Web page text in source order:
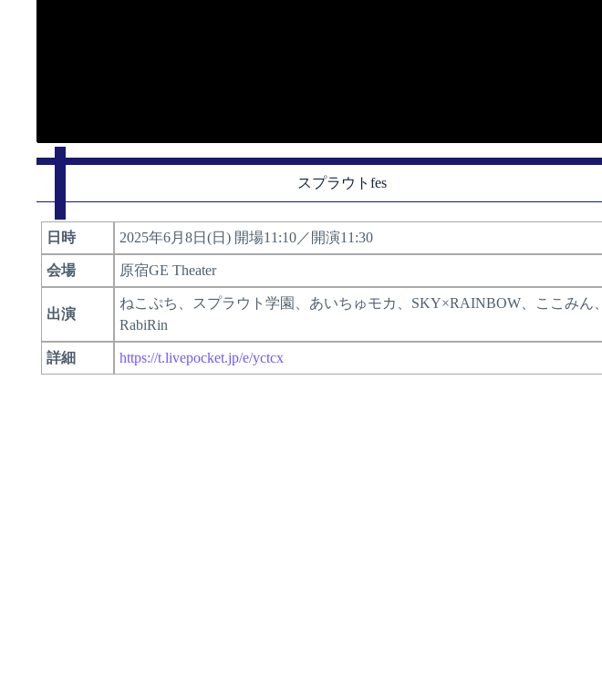
スプラウトfes
日時 2025年6月8日(日) 開場11:10／開演11:30
会場 原宿GE Theater
出演
ねこぷち、スプラウト学園、あいちゅモカ、SKY×RAINBOW、ここみん、
RabiRin
詳細 https://t.livepocket.jp/e/yctcx